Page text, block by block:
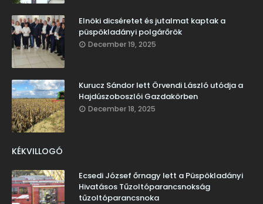
Elnöki dicséretet és jutalmat kaptak a
püspökladányi polgárőrök
December 19, 2025
Kurucz Sándor lett Örvendi László utódja a
Hajdúszoboszlói Gazdakörben
December 18, 2025
KÉKVILLOGÓ
Ecsedi József őrnagy lett a Püspökladányi
Hivatásos Tűzoltóparancsnokság
tűzoltóparancsnoka